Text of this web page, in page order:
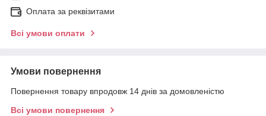
Оплата за реквізитами
Всі умови оплати
Умови повернення
Повернення товару впродовж 14 днів за домовленістю
Всі умови повернення